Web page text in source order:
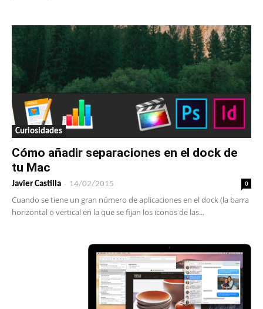
Curiosidades
Cómo añadir separaciones en el dock de
tu Mac
Javier Castilla - 14/02/2015 0
Cuando se tiene un gran número de aplicaciones en el dock (la barra
horizontal o vertical en la que se fijan los iconos de las...